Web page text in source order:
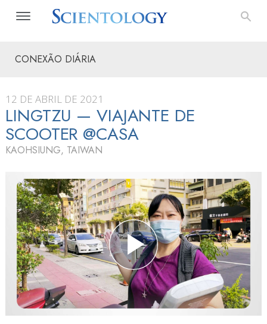
CONEXÃO DIÁRIA
12 DE ABRIL DE 2021
LINGTZU — VIAJANTE DE
SCOOTER @CASA
KAOHSIUNG, TAIWAN